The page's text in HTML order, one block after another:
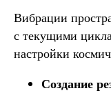
Вибрации
с текущими
настройки
Создание